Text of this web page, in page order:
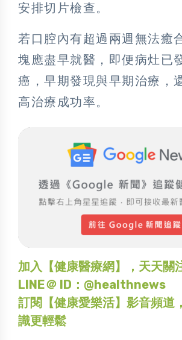
安排切片檢查。
若口腔內有超過兩週無法癒
塊應盡早就醫，即便病灶已
癌，早期發現與早期治療，
高治療成功率。
加入【健康醫療網】，天天關
LINE＠ ID：@healthnews
訂閱【健康愛樂活】影音頻道
識更輕鬆